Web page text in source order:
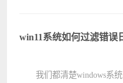
其实也不难找到，接下来可
win11系统如何过滤错误
我们都清楚windows系统